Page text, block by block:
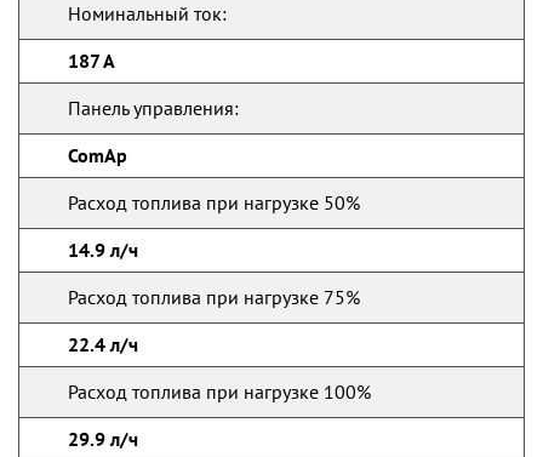
Номинальный ток:
187 А
Панель управления:
ComAp
Расход топлива при нагрузке 50%
14.9 л/ч
Расход топлива при нагрузке 75%
22.4 л/ч
Расход топлива при нагрузке 100%
29.9 л/ч